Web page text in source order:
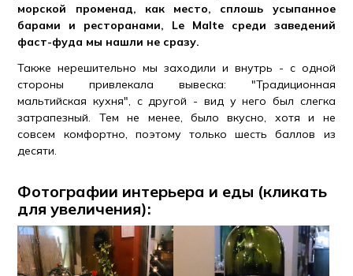
морской променад, как место, сплошь усыпанное
барами и ресторанами, Le Malte среди заведений
фаст-фуда мы нашли не сразу.
Также нерешительно мы заходили и внутрь - с одной
стороны привлекала вывеска: "Традиционная
мальтийская кухня", с другой - вид у него был слегка
затрапезный. Тем не менее, было вкусно, хотя и не
совсем комфортно, поэтому только шесть баллов из
десяти.
Фотографии интерьера и еды (кликать
для увеличения):